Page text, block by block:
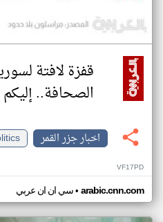
قفزة لافتة
الصحافة..
اخبار جزر القمر
VF17PD
سي ان ان عربي• arabic.cnn.com